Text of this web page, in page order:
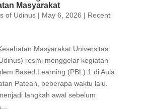
Masyarakat
of Udinus| May 6, 2026 | Recent
Masyarakat Universitas
resmi menggelar kegiatan
Based Learning (PBL) 1 di Aula
Patean, beberapa waktu lalu.
langkah awal sebelum